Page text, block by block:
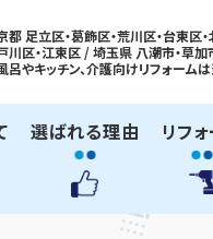
都 足立区・葛飾区・荒川区・台東区・
川区・江東区 / 埼玉県 八潮市・草加
呂やキッチン、介護向けリフォームは
選ばれる理由 リフ